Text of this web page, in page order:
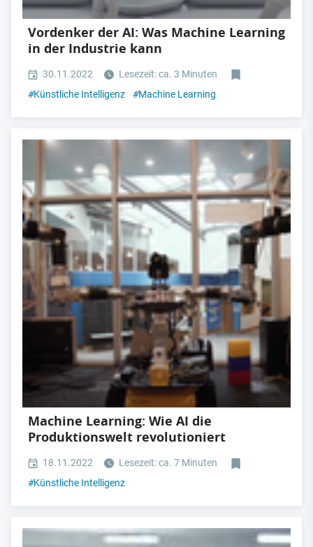
Vordenker der AI: Was Machine Learning
in der Industrie kann
30.11.2022
Lesezeit: ca. 3 Minuten
#Künstliche Intelligenz #Machine Learning
Machine Learning: Wie AI die
Produktionswelt revolutioniert
18.11.2022
Lesezeit: ca. 7 Minuten
#Künstliche Intelligenz